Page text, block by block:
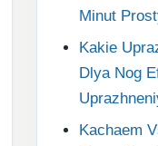
Minut
Kakie
Dlya Nog
Kachaem